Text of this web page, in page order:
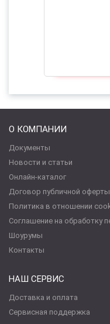
О КОМПАНИИ
Документы
Новости и статьи
Онлайн-каталог
Договор публичной оферты
Политика в отношении
Соглашение на обработку
Шоурумы
Контакты
НАШ СЕРВИС
Доставка и оплата
Сервисная поддержка